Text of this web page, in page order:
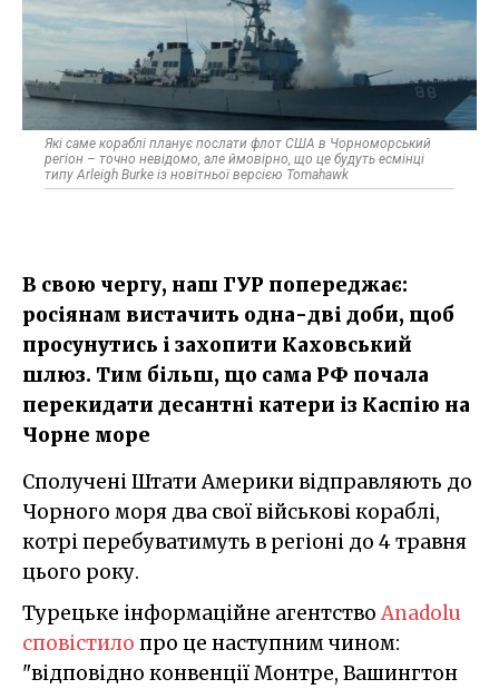
Які саме кораблі планує послати флот США в Чорноморський
регіон – точно невідомо, але ймовірно, що це будуть есмінці
типу Arleigh Burke із новітньої версією Tomahawk
В свою чергу, наш ГУР попереджає:
росіянам вистачить одна-дві доби, щоб
просунутись і захопити Каховський
шлюз. Тим більш, що сама РФ почала
перекидати десантні катери із Каспію на
Чорне море
Сполучені Штати Америки відправляють до
Чорного моря два свої військові кораблі,
котрі перебуватимуть в регіоні до 4 травня
цього року.
Турецьке інформаційне агентство Anadolu
сповістило про це наступним чином:
"відповідно конвенції Монтре, Вашингтон